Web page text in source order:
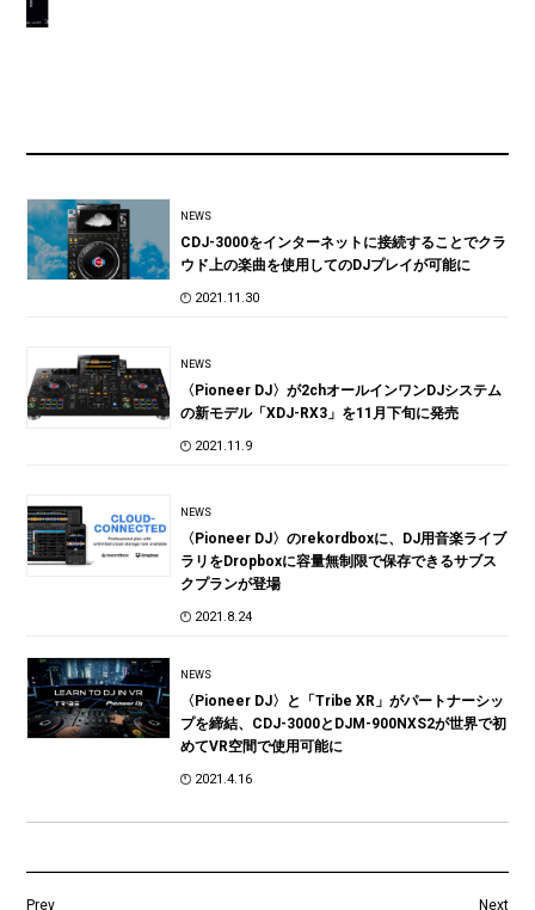
NEWS
CDJ-3000をインターネットに接続することでクラ
ウド上の楽曲を使用してのDJプレイが可能に
2021.11.30
NEWS
〈Pioneer DJ〉が2chオールインワンDJシステム
の新モデル「XDJ-RX3」を11月下旬に発売
2021.11.9
NEWS
〈Pioneer DJ〉のrekordboxに、DJ用音楽ライブ
ラリをDropboxに容量無制限で保存できるサブス
クプランが登場
2021.8.24
NEWS
〈Pioneer DJ〉と「Tribe XR」がパートナーシッ
プを締結、CDJ-3000とDJM-900NXS2が世界で初
めてVR空間で使用可能に
2021.4.16
Prev Next